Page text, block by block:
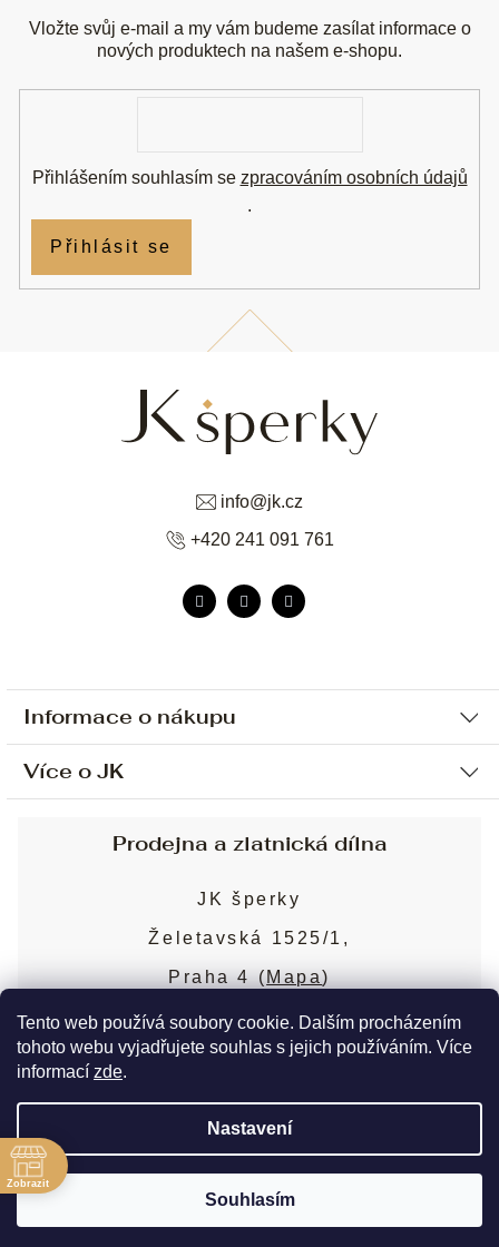
Tento web používá soubory cookie. Dalším procházením
tohoto webu vyjadřujete souhlas s jejich používáním. Více
informací zde.
Nastavení
Souhlasím
Informace o nákupu
Ochrana osobních údajů
Sjednání osobní schůzky
Obchodní podmínky
Puncovní značky
Více o JK
Blog
Nejčastější dotazy
info@jk.cz
+420 241 091 761
Vložte svůj e-mail a my vám budeme zasílat informace o
nových produktech na našem e-shopu.
Přihlášením souhlasím se zpracováním osobních údajů
.
Přihlásit se
Prodejna a zlatnická dílna
JK šperky
Želetavská 1525/1,
Praha 4 (Mapa)
Více o prodejně
Copyright 2026JK šperky. Všechna práva
vyhrazena. Upravit nastavení cookies
Vytvořil Shoptet Premium
Zobrazit